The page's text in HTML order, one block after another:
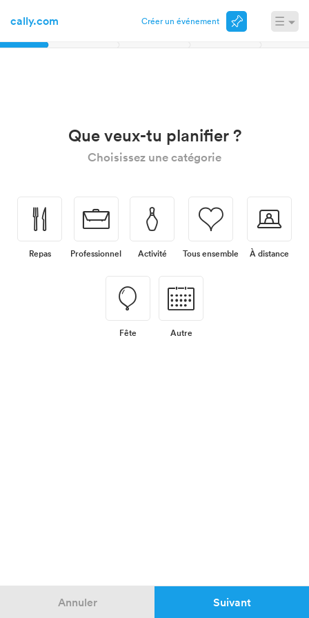
cally.com
Créer un événement
Connexion
☰
Que veux-tu planifier ?
Choisissez une catégorie
🍴
Repas
💼
Professionnel
🎳
Activité
💗
Tous ensemble
💻
À distance
🎈
Fête
📅
Autre
Annuler Suivant